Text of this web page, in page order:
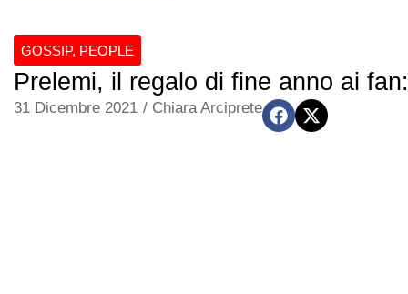
GOSSIP, PEOPLE
Prelemi, il regalo di fine anno ai
31 Dicembre 2021 / Chiara Arciprete